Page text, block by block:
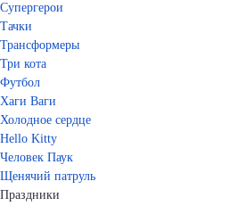
Супергерои
Тачки
Трансформеры
Три кота
Футбол
Хаги Ваги
Холодное сердце
Hello Kitty
Человек Паук
Щенячий патруль
Праздники